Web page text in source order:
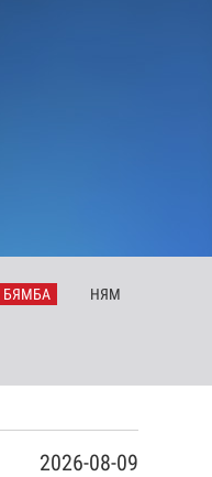
БЯМБА НЯМ
2026-08-09